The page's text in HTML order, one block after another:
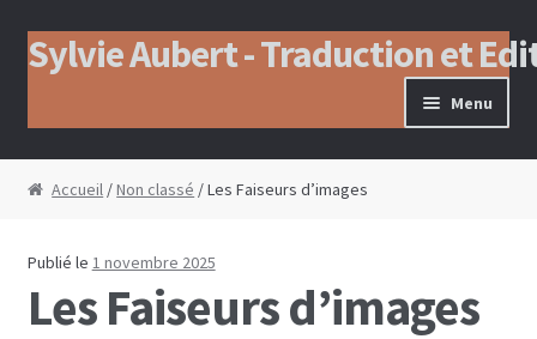
Aller à la navigation
Aller au contenu
Sylvie Aubert - Traduction et
Menu
Accueil /Non classé / Les Faiseurs d’images
Publié le 1 novembre 2025
Les Faiseurs d’images